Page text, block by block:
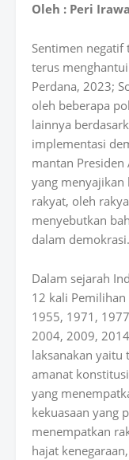
Oleh : Peri
Sentimen
terus
Perdana, 2023;
oleh beberapa
lainnya
implementasi
mantan Presiden
yang menyajikan
rakyat, oleh
menyebutkan
dalam demokrasi.
Dalam sejarah
12 kali
1955, 1971,
2004, 2009,
laksanakan yaitu
amanat
yang
kekuasaan yang
menempatkan
hajat